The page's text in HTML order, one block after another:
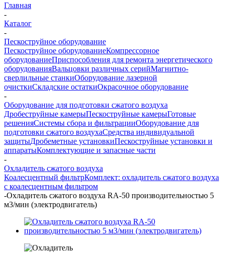
Главная
-
Каталог
-
Пескоструйное оборудование
Пескоструйное оборудованиеКомпрессорное
оборудованиеПриспособления для ремонта энергетического
оборудованияВальцовки различных серийМагнитно-
сверлильные станкиОборудование лазерной
очисткиСкладские остаткиОкрасочное оборудование
-
Оборудование для подготовки сжатого воздуха
Дробеструйные камерыПескоструйные камерыГотовые
решенияСистемы сбора и фильтрацииОборудование для
подготовки сжатого воздухаСредства индивидуальной
защитыДробеметные установкиПескоструйные установки и
аппаратыКомплектующие и запасные части
-
Охладитель сжатого воздуха
Коалесцентный фильтрКомплект: охладитель сжатого воздуха
с коалесцентным фильтром
-Охладитель сжатого воздуха RA-50 производительностью 5
м3/мин (электродвигатель)